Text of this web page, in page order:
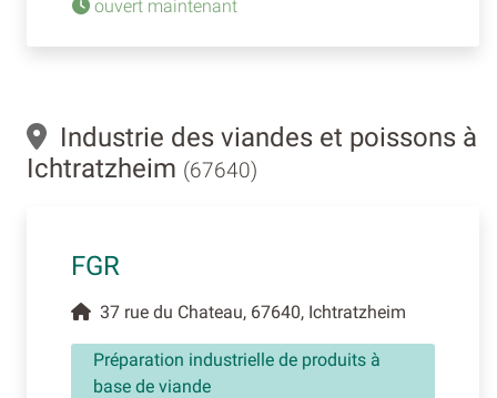
ouvert maintenant
Industrie des viandes et poissons à
Ichtratzheim (67640)
FGR
37 rue du Chateau, 67640, Ichtratzheim
Préparation industrielle de produits à
base de viande